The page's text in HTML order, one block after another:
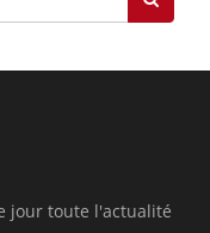
jour toute l'actualité